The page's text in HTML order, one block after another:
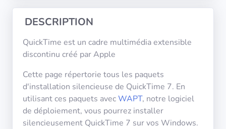
Documentation
Tranquil IT
Forum
Liste de
DESCRIPTION
QuickTime est un cadre multimédia extensible
discontinu créé par Apple
Cette page répertorie tous les paquets
d'installation silencieuse de QuickTime 7. En
utilisant ces paquets avecWAPT, notre logiciel
de déploiement, vous pourrez installer
silencieusement QuickTime 7 sur vos Windows.